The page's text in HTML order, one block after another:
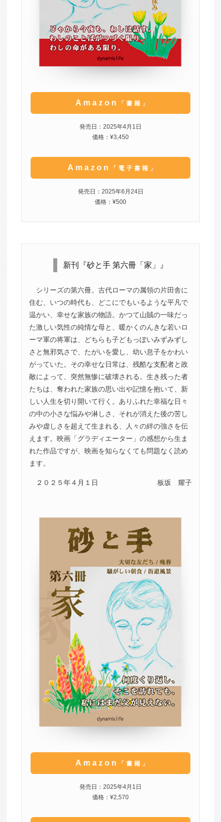
Amazon 「書籍」
発売日：2025年4月1日
価格：¥3,450
Amazon 「電子書籍」
発売日：2025年6月24日
価格：¥500
新刊『砂と手 第六冊「家」』
シリーズの第六冊。古代ローマの属領の片田舎に
住む、いつの時代も、どこにでもいるような平凡で
温かい、幸せな家族の物語。かつて山賊の一味だっ
た激しい気性の純情な母と、暖かくのんきな若いロ
ーマ軍の将軍は、どちらも子どもっぽいみずみずし
さと無邪気さで、たがいを愛し、幼い息子をかわい
がっていた。その幸せな日常は、残酷な支配者と政
敵によって、突然無惨に破壊される。生き残った者
たちは、奪われた家族の思い出や記憶を抱いて、新
しい人生を切り開いて行く。ありふれた幸福な日々
の中の小さな悩みや淋しさ、それが消えた後の苦し
みや虚しさを超えて生まれる、人々の絆の強さを伝
えます。映画「グラディエーター」の感想から生ま
れた作品ですが、映画を知らなくても問題なく読め
ます。
２０２５年４月１日 板坂 耀子
Amazon 「書籍」
発売日：2025年4月1日
価格：¥2,570